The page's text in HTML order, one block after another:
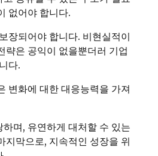
없어야 합니다.
장되어야 합니다. 비현실적이
략은 공익이 없을뿐더러 기업
다.
변화에 대한 대응능력을 가져
며, 유연하게 대처할 수 있는
지막으로, 지속적인 성장을 위